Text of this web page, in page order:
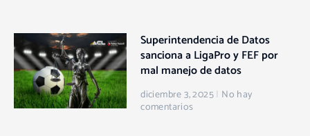
Superintendencia de Datos
sanciona a LigaPro y FEF por
mal manejo de datos
diciembre 3, 2025 No hay
comentarios